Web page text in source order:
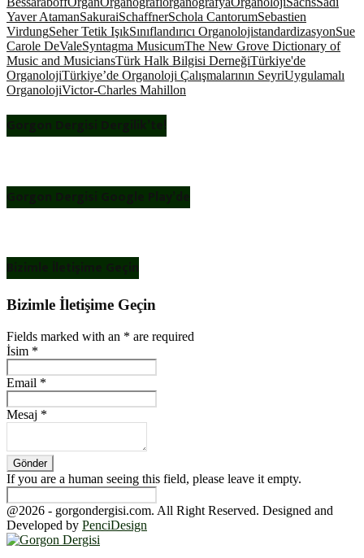
Yaver AtamanSakuraiSchaffnerSchola CantorumSebastien
VirdungSeher Tetik IşıkSınıflandırıcı OrganolojistandardizasyonSue
Carole DeValeSyntagma MusicumThe New Grove Dictionary of
Music and MusiciansTürk Halk Bilgisi DerneğiTürkiye'de
OrganolojiTürkiye’de Organoloji Çalışmalarının SeyriUygulamalı
OrganolojiVictor-Charles Mahillon
Gorgon Dergisi Dergilik’te!
Gorgon Dergisi Google Play’de
Bizimle İletişime Geçin
Bizimle İletişime Geçin
Fields marked with an * are required
İsim *
Email *
Mesaj *
If you are a human seeing this field, please leave it empty.
@2026 - gorgondergisi.com. All Right Reserved. Designed and
Developed by PenciDesign